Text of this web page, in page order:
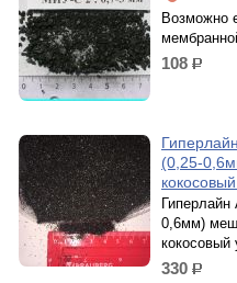
Возможно
108 р.
(0,25-
0,6мм)
кокосовый
330 р.